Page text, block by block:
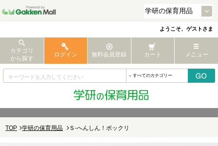
ようこそ、ゲストさま
カテゴリ
から探す
ログイン 無料会員登録 カート メニュー
TOP 学研の保育用品 Ｓ-へんしん！ポックリ